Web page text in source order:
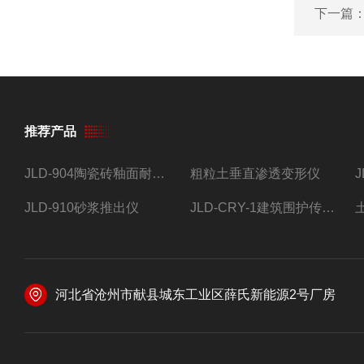
下一篇：
推荐产品
JLD-904陶瓷砖釉面耐磨试验仪 粗粒土垂直渗透变形仪
JLD-910砂浆推出仪 JLD-CRY-1建筑围护传热系数现场检测仪仪器
河北省沧州市献县城东工业区薛氏新能源2号厂房